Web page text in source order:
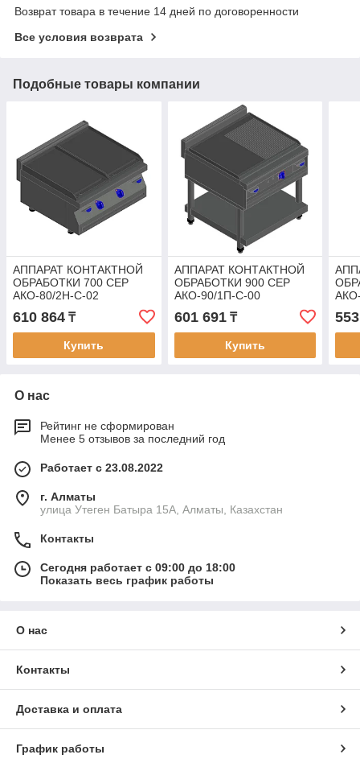
Возврат товара в течение 14 дней по договоренности
Все условия возврата
Подобные товары компании
АППАРАТ КОНТАКТНОЙ
ОБРАБОТКИ 700 СЕР
АКО-80/2Н-С-02
21000001752
610 864 ₸
Купить
АППАРАТ КОНТАКТНОЙ
ОБРАБОТКИ 900 СЕР
АКО-90/1П-С-00
21000801052
601 691₸
Купить
О нас
Рейтинг не сформирован
Менее 5 отзывов за последний год
Работает с 23.08.2022
г. Алматы
улица Утеген Батыра 15А, Алматы, Казахстан
Контакты
Сегодня работает с 09:00 до 18:00
Показать весь график работы
О нас
Контакты
Доставка и оплата
График работы